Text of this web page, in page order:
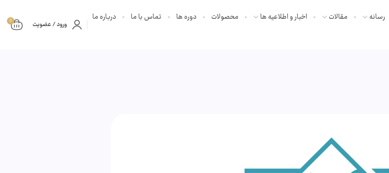
رسانه مقالات اخبار و اطلاعیه ها محصولات دوره ها تماس با ما درباره ما
ورود / عضویت 0